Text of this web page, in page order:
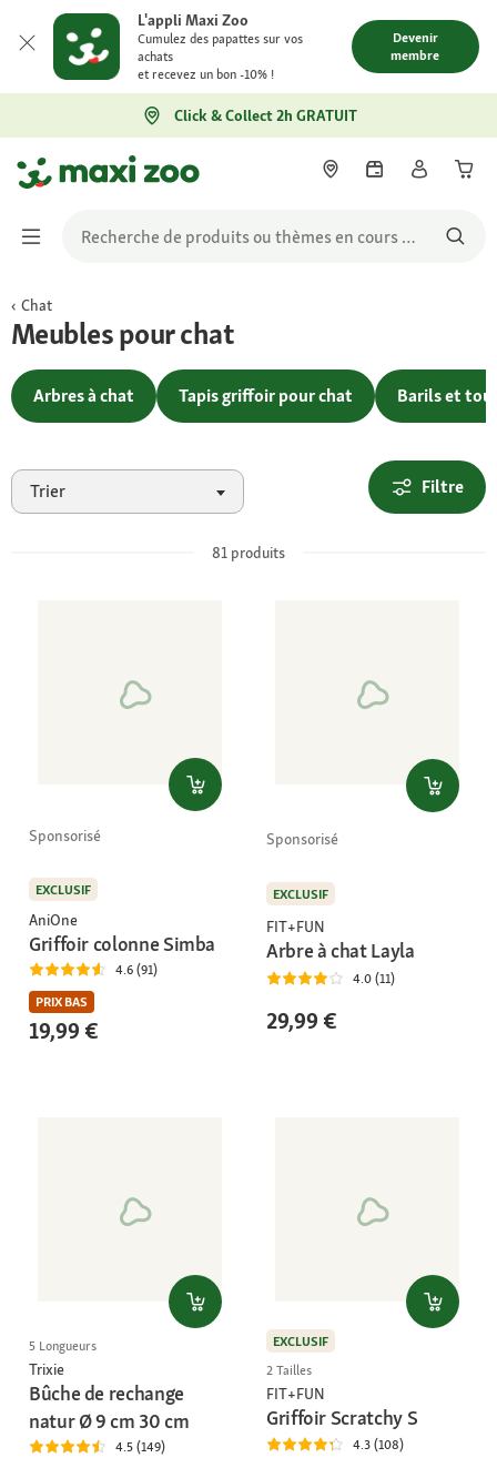
L'appli Maxi Zoo
Cumulez des papattes sur vos
achats
et recevez un bon -10% !
Devenir
membre
Click & Collect 2h GRATUIT
Chat
Meubles pour chat
Arbres à chat Tapis griffoir pour chat Barils et
Trier Filtre
81 produits
Sponsorisé
EXCLUSIF
AniOne
Griffoir colonne Simba
4.6 (91)
PRIX BAS
19,99 €
Sponsorisé
EXCLUSIF
FIT+FUN
Arbre à chat Layla
4.0 (11)
29,99 €
5 Longueurs
Trixie
Bûche de rechange
natur Ø 9 cm 30 cm
4.5 (149)
EXCLUSIF
2 Tailles
FIT+FUN
Griffoir Scratchy S
4.3 (108)